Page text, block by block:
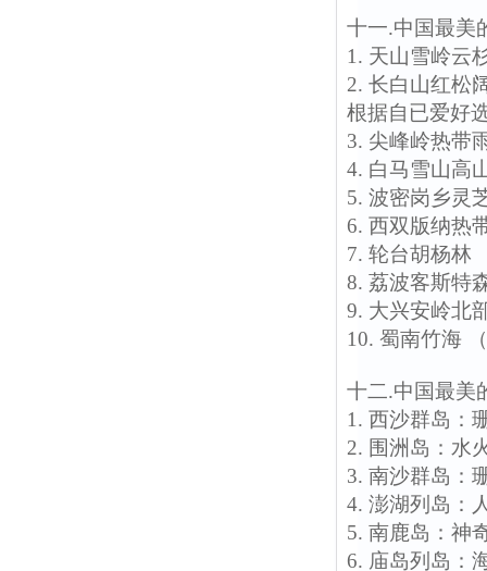
十一.中国最美
1. 天山雪岭云
2. 长白山红松
根据自已爱好
3. 尖峰岭热带
4. 白马雪山高
5. 波密岗乡灵
6. 西双版纳热
7. 轮台胡杨林
8. 荔波客斯特
9. 大兴安岭北
10. 蜀南竹海
十二.中国最美
1. 西沙群岛：
2. 围洲岛：水
3. 南沙群岛：
4. 澎湖列岛：
5. 南鹿岛：神
6. 庙岛列岛：